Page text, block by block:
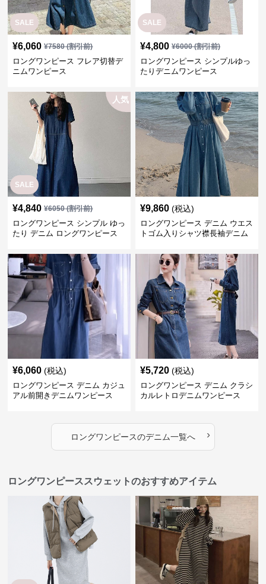
SALE
¥6,060 ¥7580(割引前)
ロングワンピース フレア切替デ
ニムワンピース
SALE
¥4,800 ¥6000(割引前)
ロングワンピース シンプルゆっ
たりデニムワンピース
SALE
人気
¥4,840 ¥6050(割引前)
ロングワンピース シンプル ゆっ
たり デニム ロングワンピース
¥9,860 (税込)
ロングワンピース デニム ウエス
トゴム入りシャツ襟長袖デニム
¥6,060 (税込)
ロングワンピース デニム カジュ
アル前開きデニムワンピース
¥5,720 (税込)
ロングワンピース デニム クラシ
カルレトロデニムワンピース
ロングワンピースのデニム一覧へ ›
ロングワンピーススウェットのおすすめアイテム